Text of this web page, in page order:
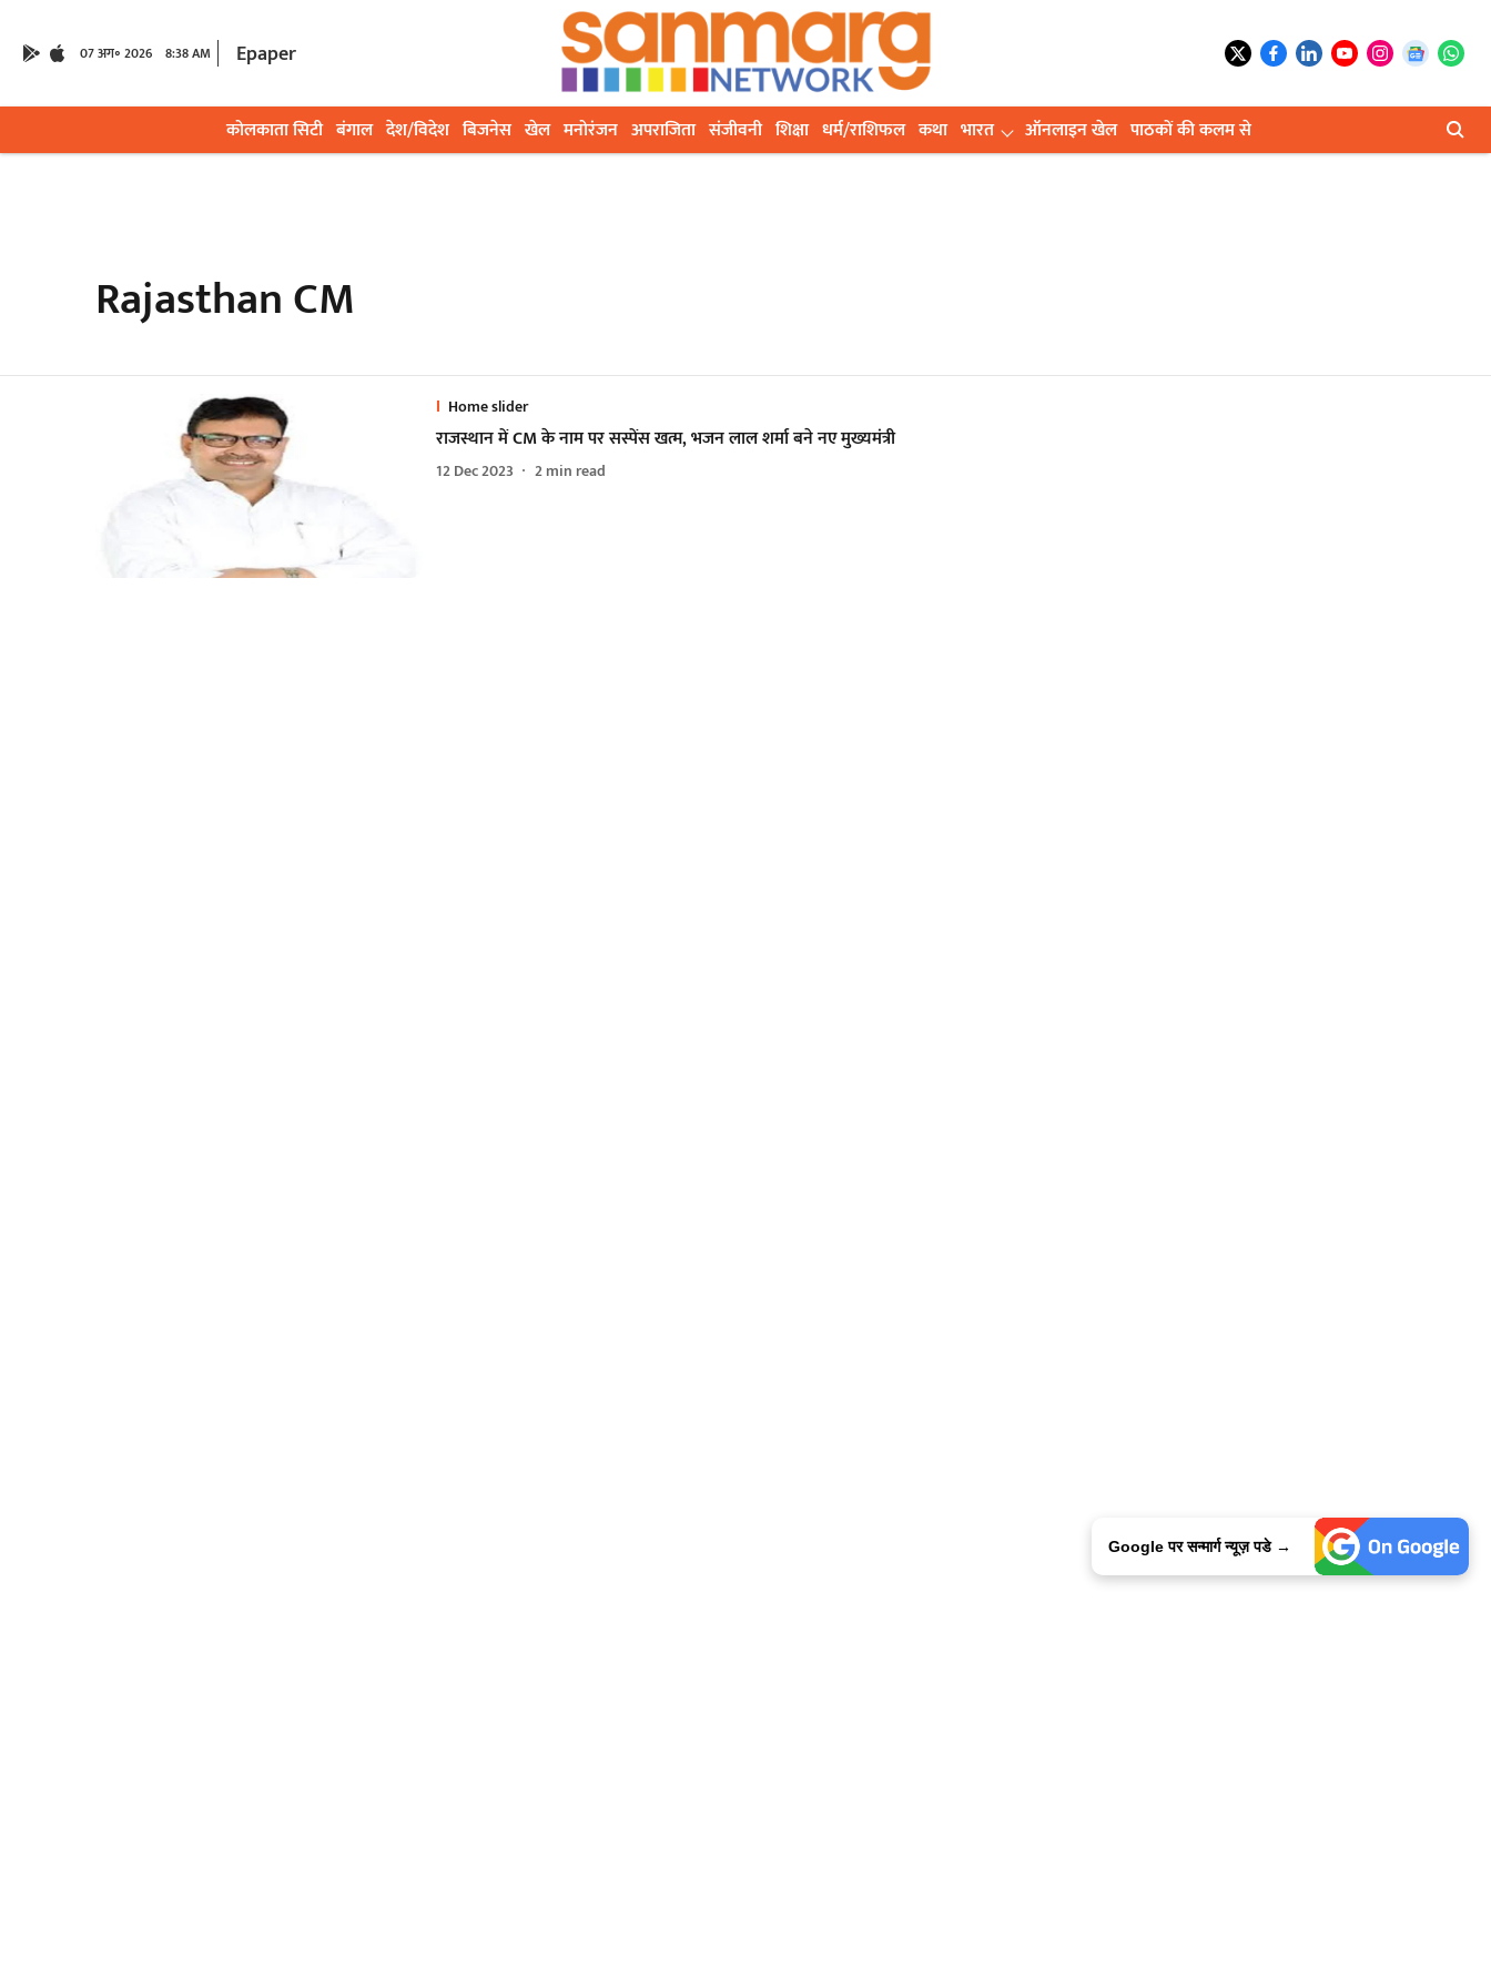
07 अग॰ 2026 8:38 AM Epaper
कोलकाता सिटी बंगाल देश/विदेश बिजनेस खेल मनोरंजन अपराजिता संजीवनी शिक्षा धर्म/राशिफल कथा भारत ऑनलाइन खेल पाठकों की कलम से
Rajasthan CM
Home slider
राजस्थान में CM के नाम पर सस्पेंस खत्म, भजन लाल शर्मा बने नए मुख्यमंत्री
12 Dec 2023 2min read
Google पर सन्मार्ग न्यूज़ पडे →